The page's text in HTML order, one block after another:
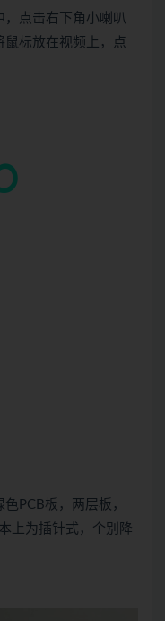
点击右下角小喇叭
鼠标放在视频上，点
PCB板，两层板，
上为插针式，个别降